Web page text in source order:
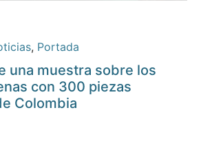
, Portada
una muestra sobre los
con 300 piezas
Colombia